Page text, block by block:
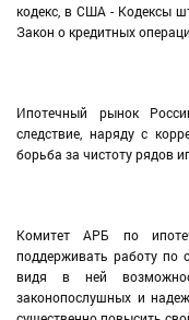
кодекс, в США - Кодексы
Закон о кредитных
Ипотечный рынок
следствие, наряду с
борьба за чистоту рядов
Комитет АРБ по
поддерживать работу по
видя в ней
законопослушных и